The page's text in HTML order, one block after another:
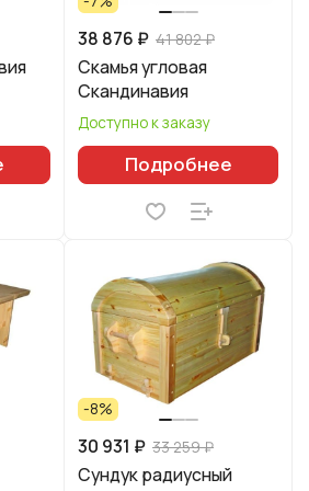
38 876 ₽ 41 802 ₽
Скамья угловая
Скандинавия
Доступно к заказу
Подробнее
-8%
30 931 ₽ 33 259 ₽
Сундук радиусный